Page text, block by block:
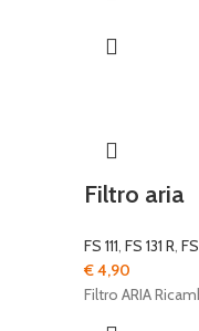
Filtro aria
FS 111, FS 131 R,
€4,90
Filtro ARIA